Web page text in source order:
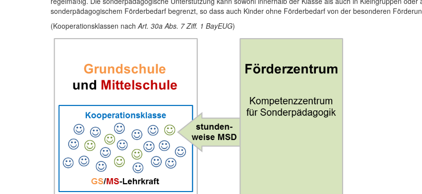
sonderpädagogischem Förderbedarf begrenzt, so dass auch Kinder ohne Förderbedarf von der besonderen
(Kooperationsklassen nachArt. 30a Abs. 7 Ziff. 1 BayEUG)